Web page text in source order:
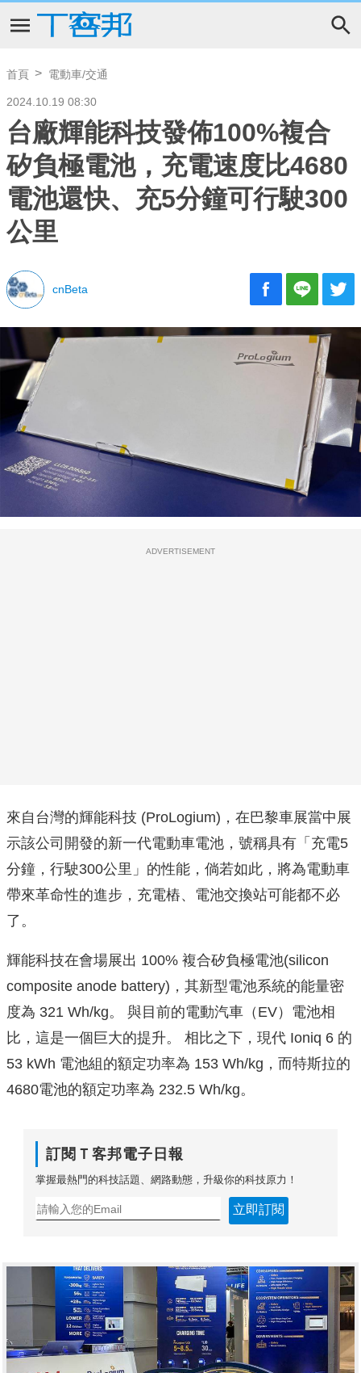
首頁 電動車/交通
2024.10.19 08:30
台廠輝能科技發佈100%複合
矽負極電池，充電速度比4680
電池還快、充5分鐘可行駛300
公里
cnBeta
ADVERTISEMENT
來自台灣的輝能科技 (ProLogium)，在巴黎車展當中展
示該公司開發的新一代電動車電池，號稱具有「充電5
分鐘，行駛300公里」的性能，倘若如此，將為電動車
帶來革命性的進步，充電樁、電池交換站可能都不必
了。
輝能科技在會場展出 100% 複合矽負極電池(silicon
composite anode battery)，其新型電池系統的能量密
度為 321 Wh/kg。 與目前的電動汽車（EV）電池相
比，這是一個巨大的提升。 相比之下，現代 Ioniq 6 的
53 kWh 電池組的額定功率為 153 Wh/kg，而特斯拉的
4680電池的額定功率為 232.5 Wh/kg。
訂閱Ｔ客邦電子日報
掌握最熱門的科技話題、網路動態，升級你的科技原力！
立即訂閱